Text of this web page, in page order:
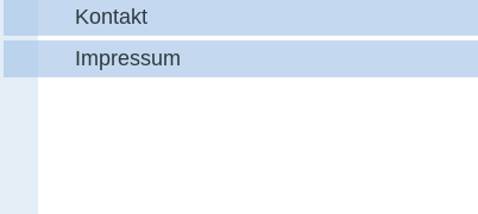
Kontakt
Impressum